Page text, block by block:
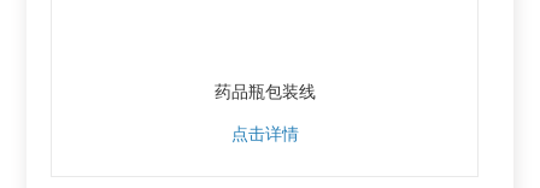
药品瓶包装线
点击详情